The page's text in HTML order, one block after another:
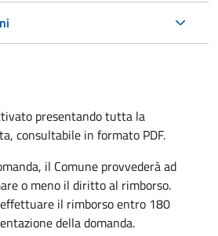
presentando tutta la
consultabile in formato PDF.
il Comune provvederà ad
o meno il diritto al rimborso.
il rimborso entro 180
della domanda.